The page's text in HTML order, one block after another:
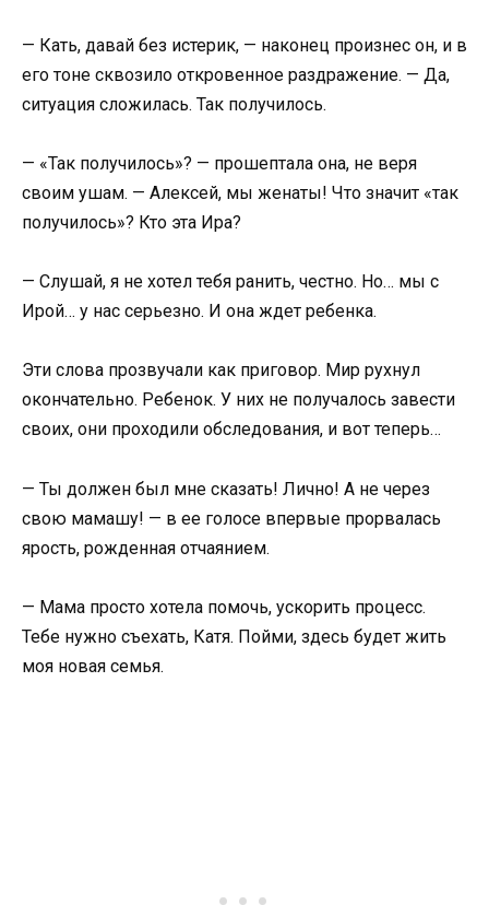
— Кать, давай без истерик, — наконец произнес он, и в
его тоне сквозило откровенное раздражение. — Да,
ситуация сложилась. Так получилось.
— «Так получилось»? — прошептала она, не веря
своим ушам. — Алексей, мы женаты! Что значит «так
получилось»? Кто эта Ира?
— Слушай, я не хотел тебя ранить, честно. Но… мы с
Ирой… у нас серьезно. И она ждет ребенка.
Эти слова прозвучали как приговор. Мир рухнул
окончательно. Ребенок. У них не получалось завести
своих, они проходили обследования, и вот теперь…
— Ты должен был мне сказать! Лично! А не через
свою мамашу! — в ее голосе впервые прорвалась
ярость, рожденная отчаянием.
— Мама просто хотела помочь, ускорить процесс.
Тебе нужно съехать, Катя. Пойми, здесь будет жить
моя новая семья.